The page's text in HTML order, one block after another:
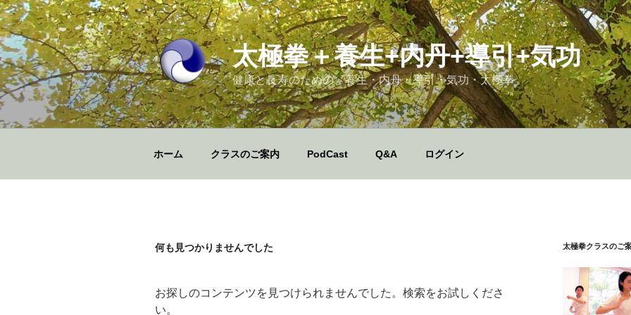
コ
ン
テ
ン
ツ
へ
ス
キ
太極拳＋養生+内丹+導引+気功
健康と長寿のための、養生・内丹・導引・気功・太極拳
ホーム クラスのご案内 PodCast Q&A ログイン
何も見つかりませんでした
お探しのコンテンツを見つけられませんでした。検索をお試しくださ
い。
太極拳クラスのご